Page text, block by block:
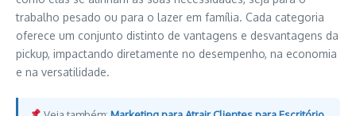
trabalho pesado ou para o lazer em família. Cada categoria
oferece um conjunto distinto de vantagens e desvantagens da
pickup, impactando diretamente no desempenho, na economia
e na versatilidade.